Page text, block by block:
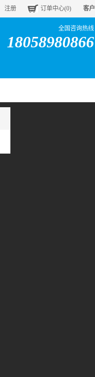
注册 订单中心(0) 客
全国咨询热线
18058980866